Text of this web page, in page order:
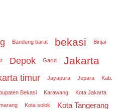
Bandung barat bekasi Binjai
Depok Garut Jakarta
timur Jayapura Jepara Kab.
Bekasi Karawang Kota Jakarta
Kota solok Kota Tangerang